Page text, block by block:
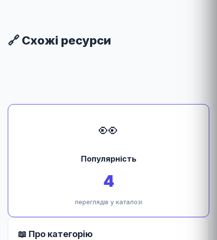
🔗 Схожі ресурси
👀
Популярність
4
переглядів у каталозі
📖 Про категорію